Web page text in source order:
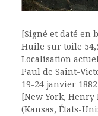
[Signé et daté en
Huile sur toile
Localisation
Paul de Saint-
19-24 janvier
[New York,
(Kansas, États-